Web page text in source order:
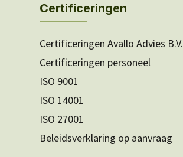
Certificeringen
Certificeringen Avallo Advies B.V.
Certificeringen personeel
ISO 9001
ISO 14001
ISO 27001
Beleidsverklaring op aanvraag